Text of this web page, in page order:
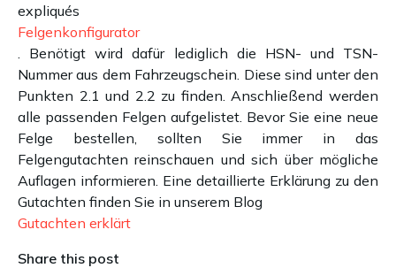
expliqués
Felgenkonfigurator
. Benötigt wird dafür lediglich die HSN- und TSN-
Nummer aus dem Fahrzeugschein. Diese sind unter den
Punkten 2.1 und 2.2 zu finden. Anschließend werden
alle passenden Felgen aufgelistet. Bevor Sie eine neue
Felge bestellen, sollten Sie immer in das
Felgengutachten reinschauen und sich über mögliche
Auflagen informieren. Eine detaillierte Erklärung zu den
Gutachten finden Sie in unserem Blog
Gutachten erklärt
Share this post